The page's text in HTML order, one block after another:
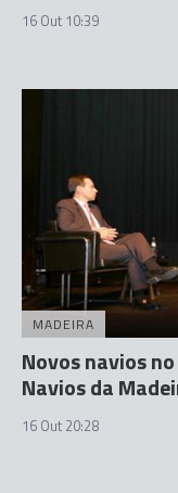
16 Out 10:39
MADEIRA
Novos navios
Navios da
16 Out 20:28